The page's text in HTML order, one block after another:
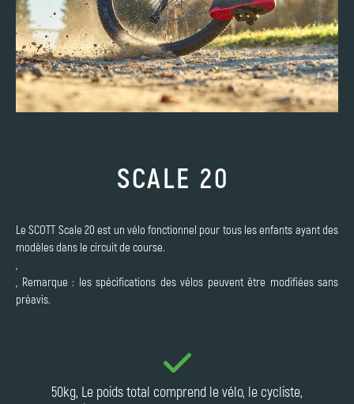
SCALE 20
Le SCOTT Scale 20 est un vélo fonctionnel pour tous les enfants ayant des
modèles dans le circuit de course.
, Remarque : les spécifications des vélos peuvent être modifiées sans
préavis.
50kg, Le poids total comprend le vélo, le cycliste,